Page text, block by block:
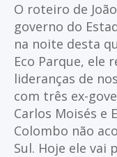
O roteiro de
governo do
na noite desta
Eco Parque, ele
lideranças de
com três ex-
Carlos Moisés e
Colombo não
Sul. Hoje ele vai